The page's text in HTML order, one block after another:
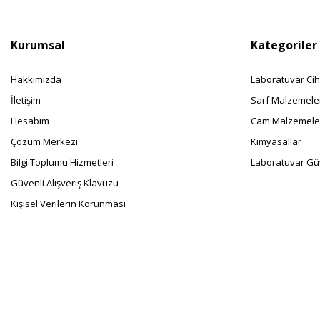
Kurumsal
Hakkımızda
İletişim
Hesabım
Çözüm Merkezi
Bilgi Toplumu Hizmetleri
Güvenli Alışveriş Klavuzu
Kişisel Verilerin Korunması
Kategoriler
Laboratuvar
Sarf
Cam
Kimyasallar
Laboratuvar